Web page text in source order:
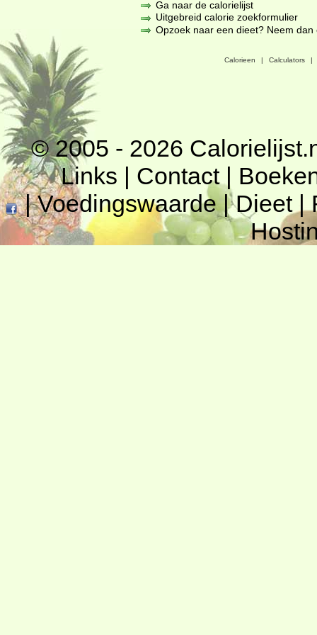
Ga naar de calorielijst
Uitgebreid calorie zoekformulier
Opzoek naar een dieet? Neem
Calorieen | Calculators |
© 2005 - 2026
Links | Contact|
|Voedingswaarde|Dieet|